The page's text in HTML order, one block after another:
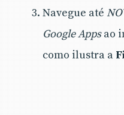
Navegue até
Google Appsao
como ilustra a